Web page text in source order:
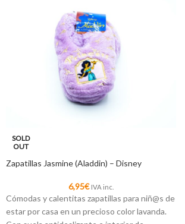
SOLD
OUT
Zapatillas Jasmine (Aladdin) – Disney
6,95€ IVA inc.
Cómodas y calentitas zapatillas para niñ@s de
estar por casa en un precioso color lavanda.